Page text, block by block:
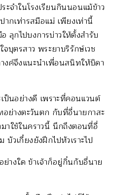
ะจำในโรงเรียนกินนอนแม้ข้าว
ากเท่ารสมือแม่ เพียงเท่านี้
กไปบงการบ่าวให้ตั้งสำรับ
จบุตรสาว พระยาบริรักษ์เวช
งค์จึงแนะนำเพื่อนสนิทให้บิดา
ป็นอย่างดี เพราะที่คอนแวนต์
อย่างตะวันตก กับที่อี่นายกาสะ
าใช้ในคราวนี้ นึกถึงตอนที่อี่
วเกี๋ยงยังฝึกไปหัวเราะไป
ย่างใด ข้าเจ้าก็อยู่กิ๋นกับอี่นาย